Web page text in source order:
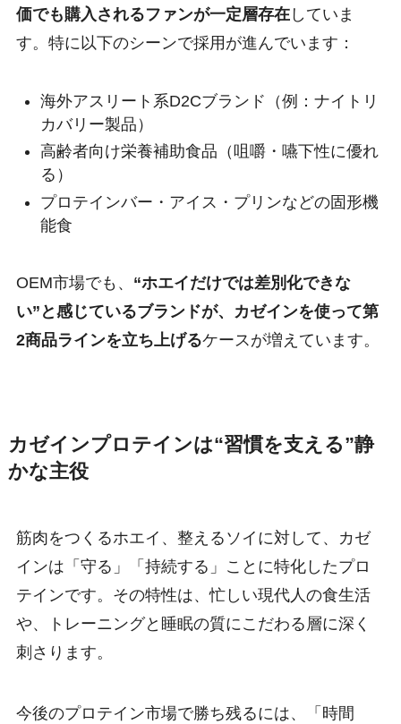
価でも購入されるファンが一定層存在していま
す。特に以下のシーンで採用が進んでいます：
海外アスリート系D2Cブランド（例：ナイトリ
カバリー製品）
高齢者向け栄養補助食品（咀嚼・嚥下性に優れ
る）
プロテインバー・アイス・プリンなどの固形機
能食
OEM市場でも、 “ホエイだけでは差別化できな
い”と感じているブランドが、カゼインを使って第
2商品ラインを立ち上げるケースが増えています。
カゼインプロテインは“習慣を支える”静
かな主役
筋肉をつくるホエイ、整えるソイに対して、カゼ
インは「守る」「持続する」ことに特化したプロ
テインです。その特性は、忙しい現代人の食生活
や、トレーニングと睡眠の質にこだわる層に深く
刺さります。
今後のプロテイン市場で勝ち残るには、「時間